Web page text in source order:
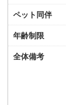
ペット同伴
年齢制限
全体備考